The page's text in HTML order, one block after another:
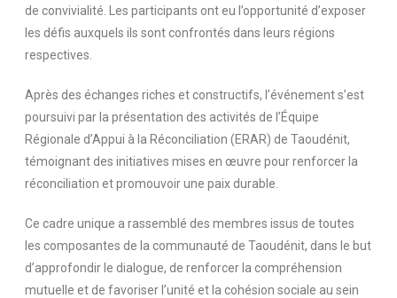
de convivialité. Les participants ont eu l’opportunité d’exposer
les défis auxquels ils sont confrontés dans leurs régions
respectives.
Après des échanges riches et constructifs, l’événement s’est
poursuivi par la présentation des activités de l’Équipe
Régionale d’Appui à la Réconciliation (ERAR) de Taoudénit,
témoignant des initiatives mises en œuvre pour renforcer la
réconciliation et promouvoir une paix durable.
Ce cadre unique a rassemblé des membres issus de toutes
les composantes de la communauté de Taoudénit, dans le but
d’approfondir le dialogue, de renforcer la compréhension
mutuelle et de favoriser l’unité et la cohésion sociale au sein